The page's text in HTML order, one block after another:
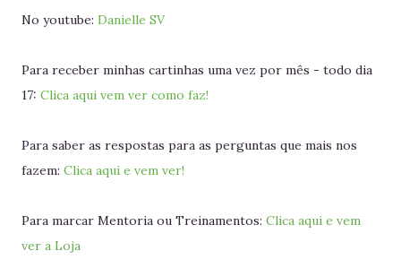
No youtube: Danielle SV
Para receber minhas cartinhas uma vez por mês - todo dia
17: Clica aqui vem ver como faz!
Para saber as respostas para as perguntas que mais nos
fazem: Clica aqui e vem ver!
Para marcar Mentoria ou Treinamentos: Clica aqui e vem
ver a Loja